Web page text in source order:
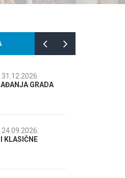
14.07.2026.
SPLITSKO LJETO
Lito po domaću! - promotivna
Etnografskog muzeja